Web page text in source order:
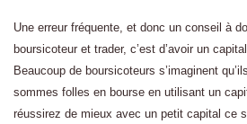
Une erreur fréquente, et donc un conseil à
boursicoteur et trader, c’est d’avoir un
Beaucoup de boursicoteurs s’imaginent
sommes folles en bourse en utilisant un
réussirez de mieux avec un petit capital ce